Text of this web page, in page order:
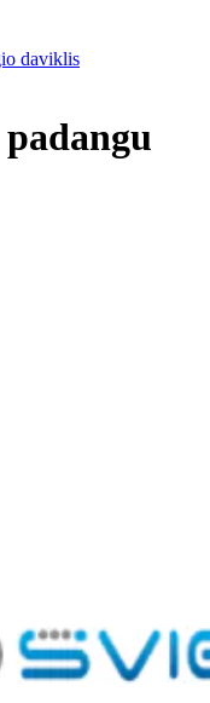
daviklis
padangu